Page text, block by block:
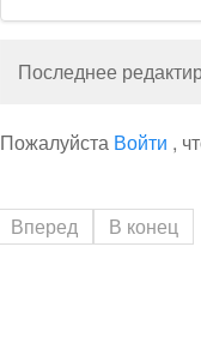
Последнее
Пожалуйста Войти ,
Вперед
В конец